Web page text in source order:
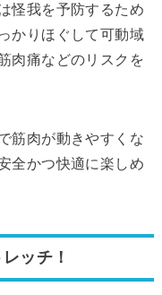
怪我を予防するため
かりほぐして可動域
肉痛などのリスクを
筋肉が動きやすくな
全かつ快適に楽しめ
ッチ！